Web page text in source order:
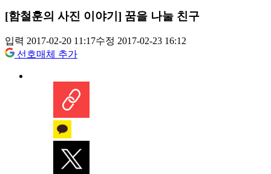
[함철훈의 사진 이야기] 꿈을 나눌 친구
입력 2017-02-20 11:17수정 2017-02-23 16:12
선호매체 추가